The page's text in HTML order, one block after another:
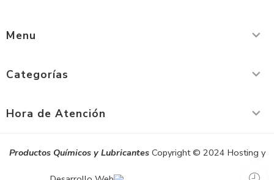
Menu
Categorías
Hora de Atención
Productos Químicos y LubricantesCopyright © 2024 Hosting y